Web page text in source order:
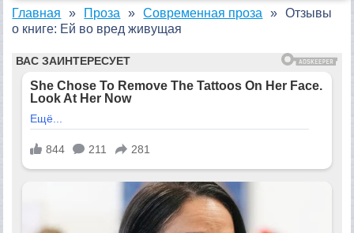
Главная Проза Современная проза
Отзывы
о книге: Ей во вред живущая